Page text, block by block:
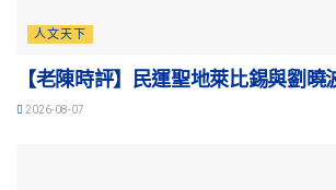
人文天下
【老陳時評】民運聖地萊比錫與劉曉
2026-08-07